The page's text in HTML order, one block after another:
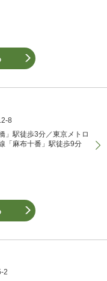
8
」駅徒歩3分／東京メトロ
「麻布十番」駅徒歩9分
2